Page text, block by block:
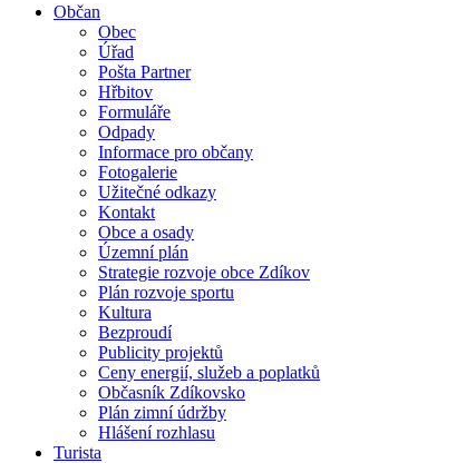
Občan
Obec
Úřad
Pošta Partner
Hřbitov
Formuláře
Odpady
Informace pro občany
Fotogalerie
Užitečné odkazy
Kontakt
Obce a osady
Územní plán
Strategie rozvoje obce Zdíkov
Plán rozvoje sportu
Kultura
Bezproudí
Publicity projektů
Ceny energií, služeb a poplatků
Občasník Zdíkovsko
Plán zimní údržby
Hlášení rozhlasu
Turista